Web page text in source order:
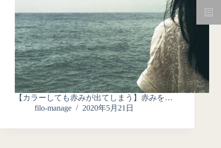
【カラーしても赤みが出てしまう】赤みを…
filo-manage
2020年5月21日